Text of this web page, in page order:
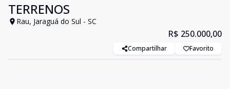
TERRENOS
Rau, Jaraguá do Sul - SC
R$ 250.000,00
Compartilhar Favorito